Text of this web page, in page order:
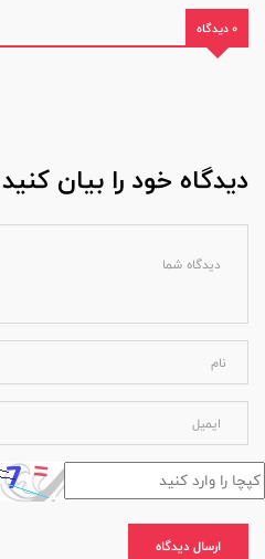
0 دیدگاه
دیدگاه خود را بیان کنید
ارسال دیدگاه